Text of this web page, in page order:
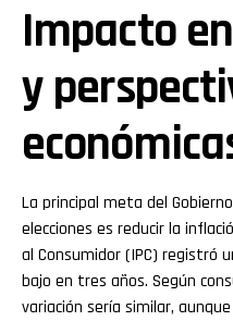
Impacto
y
La principal meta del
elecciones es reducir la
al Consumidor (IPC) registró
bajo en tres años. Según
variación sería similar,